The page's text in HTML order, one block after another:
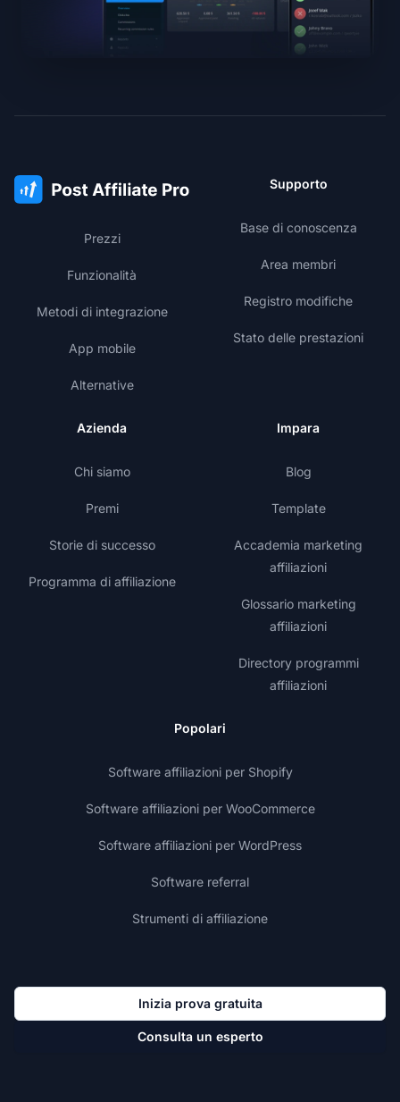
Prezzi
Funzionalità
Metodi di integrazione
App mobile
Alternative
Supporto
Base di conoscenza
Area membri
Registro modifiche
Stato delle prestazioni
Azienda
Chi siamo
Premi
Storie di successo
Programma di affiliazione
Impara
Blog
Template
Accademia marketing
affiliazioni
Glossario marketing
affiliazioni
Directory programmi
affiliazioni
Popolari
Software affiliazioni per Shopify
Software affiliazioni per WooCommerce
Software affiliazioni per WordPress
Software referral
Strumenti di affiliazione
Inizia prova gratuita
Consulta un esperto